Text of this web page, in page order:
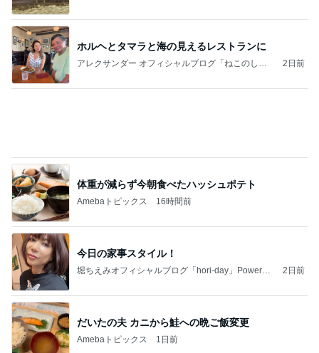
ホルヘとタマラと海の見えるレストランに
アレクサンダー オフィシャルブログ「ねこのしっ
2日前
体重が減らず今朝食べたハッシュポテト
Amebaトピックス 16時間前
今日の家事スタイル！
堀ちえみオフィシャルブログ「hori-day」Powered
2日前
だいたの夫 カニから鮭への晩ご飯変更
Amebaトピックス 1日前